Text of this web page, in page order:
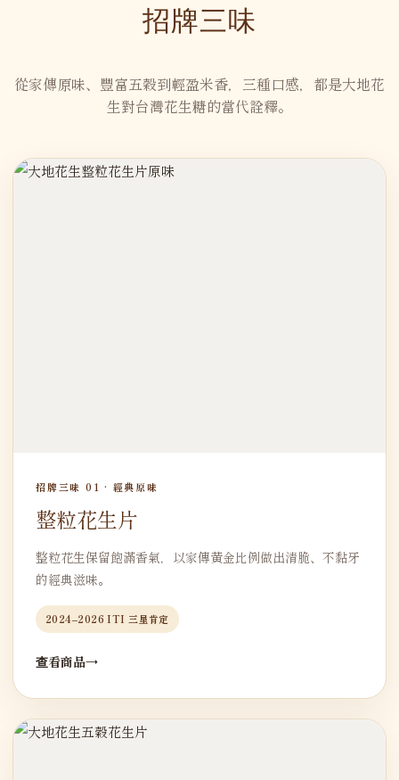
招牌三味
從家傳原味、豐富五穀到輕盈米香，三種口感，都是大地花
生對台灣花生糖的當代詮釋。
招牌三味 01 · 經典原味
整粒花生片
整粒花生保留飽滿香氣，以家傳黃金比例做出清脆、不黏牙
的經典滋味。
2024–2026 ITI 三星肯定
查看商品